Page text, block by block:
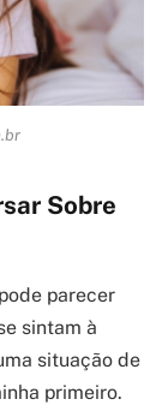
Sobre
parecer
sintam à
situação de
primeiro.